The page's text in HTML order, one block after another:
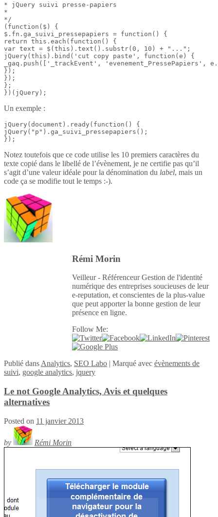
* jQuery suivi presse-papiers
*
*/
(function($) {
$.fn.ga_suivi_pressepapiers = function() {
return this.each(function() {
var text = $(this).text().substr(0, 10) + "...";
jQuery(this).bind('cut copy paste', function(e) {
_gaq.push(['_trackEvent', 'evenement_PressePapiers',
});
});
};
})(jQuery);
Un exemple :
jQuery(document).ready(function() {
jQuery("p").ga_suivi_pressepapiers();
});
Notez toutefois que ce code utilise les 10 premiers caractères du
texte copié dans le libellé de l’évènement, je ne certifie pas qu’il
s’agit d’une valeur idéale pour la dénomination du label, mais un
code ça se modifie tout le temps :-).
Rémi Morin
Veilleur - Référenceur Gestion de l'identité
numérique des entreprises soucieuses de leur
e-reputation, et conscientes de la plus-value
que peut apporter la bonne gestion de leur
présence en ligne.
Follow Me:
Publié dans Analytics, SEO Labo | Marqué avec évènements de
suivi, google analytics, jquery
Le not Google Analytics, Avis et quelques
alternatives
Posted on 11 janvier 2013
by Rémi Morin